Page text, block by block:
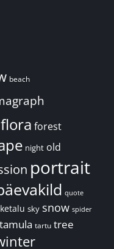
beach
flora forest
night old
portrait
quote
sky snow spider
tamula tartu tree